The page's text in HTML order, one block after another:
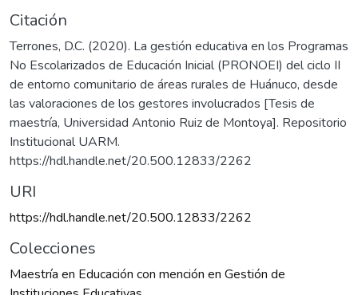
Citación
Terrones, D.C. (2020). La gestión educativa en los Programas
No Escolarizados de Educación Inicial (PRONOEI) del ciclo II
de entorno comunitario de áreas rurales de Huánuco, desde
las valoraciones de los gestores involucrados [Tesis de
maestría, Universidad Antonio Ruiz de Montoya]. Repositorio
Institucional UARM.
https://hdl.handle.net/20.500.12833/2262
URI
https://hdl.handle.net/20.500.12833/2262
Colecciones
Maestría en Educación con mención en Gestión de